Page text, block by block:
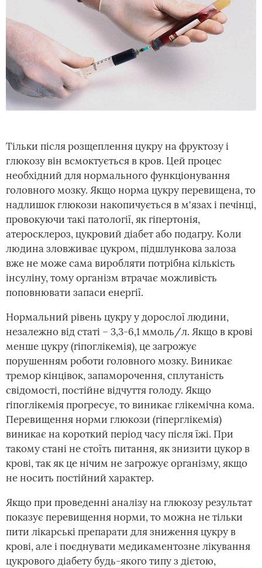
Тільки після розщеплення цукру на фруктозу і
глюкозу він всмоктується в кров. Цей процес
необхідний для нормального функціонування
головного мозку. Якщо норма цукру перевищена, то
надлишок глюкози накопичується в м'язах і печінці,
провокуючи такі патології, як гіпертонія,
атеросклероз, цукровий діабет або подагру. Коли
людина зловживає цукром, підшлункова залоза
вже не може сама виробляти потрібна кількість
інсуліну, тому організм втрачає можливість
поповнювати запаси енергії.
Нормальний рівень цукру у дорослої людини,
незалежно від статі – 3,3-6,1 ммоль/л. Якщо в крові
менше цукру (гіпоглікемія), це загрожує
порушенням роботи головного мозку. Виникає
тремор кінцівок, запаморочення, сплутаність
свідомості, постійне відчуття голоду. Якщо
гіпоглікемія прогресує, то виникає глікемічна кома.
Перевищення норми глюкози (гіперглікемія)
виникає на короткий період часу після їжі. При
такому стані не стоїть питання, як знизити цукор в
крові, так як це нічим не загрожує організму, якщо
не носить постійний характер.
Якщо при проведенні аналізу на глюкозу результат
показує перевищення норми, то можна не тільки
пити лікарські препарати для зниження цукру в
крові, але і поєднувати медикаментозне лікування
цукрового діабету будь-якого типу з дієтою,